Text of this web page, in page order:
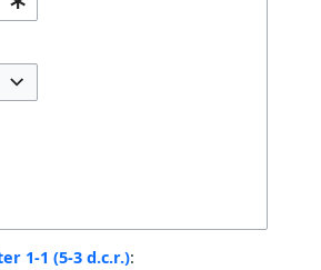
1-1 (5-3 d.c.r.):